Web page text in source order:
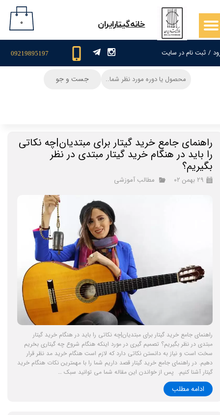
/ ثبت نام در سایت
حساب کاربری من
سفارشات
09219895197
​خانه‌گیتار‌ایران ۰
جست و جو
راهنمای جامع خرید گیتار برای مبتدیان|چه نکاتی
را باید در هنگام خرید گیتار مبتدی در نظر
بگیریم؟
۲۹ بهمن ۰۲ مطالب آموزشی
راهنمای جامع خرید گیتار برای مبتدیان|چه نکاتی را باید در هنگام خرید گیتار
مبتدی در نظر بگیریم؟ تصمیم گیری در مورد اینکه هنگام شروع چه گیتاری بخریم
سخت است و نیاز به دانستن نکاتی دارد که لازم است هنگام خرید مد نظر قرار
دهیم. در راهنمای جامع خرید گیتار قصد داریم شما را با مهمترین نکات هنگام خرید
گیتار آشنا کنیم. پس از خواندن این مقاله شما می توانید سبک …
ادامه مطلب